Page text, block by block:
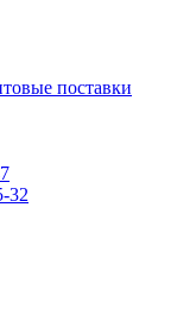
поставки
32